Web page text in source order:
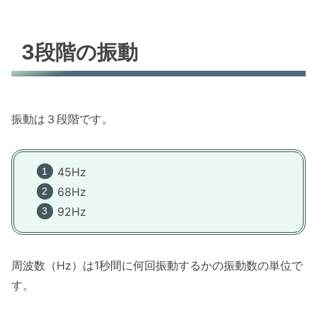
3段階の振動
振動は３段階です。
45Hz
68Hz
92Hz
周波数（Hz）は1秒間に何回振動するかの振動数の単位で
す。